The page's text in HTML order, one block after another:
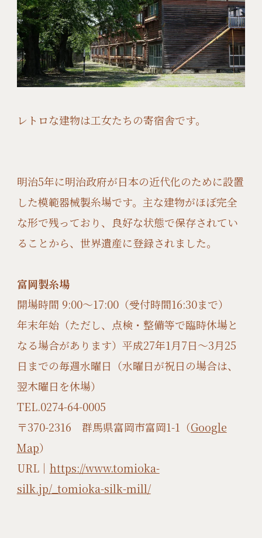
レトロな建物は工女たちの寄宿舎です。
明治5年に明治政府が日本の近代化のために設置
した模範器械製糸場です。主な建物がほぼ完全
な形で残っており、良好な状態で保存されてい
ることから、世界遺産に登録されました。
富岡製糸場
開場時間 9:00〜17:00（受付時間16:30まで）
年末年始（ただし、点検・整備等で臨時休場と
なる場合があります）平成27年1月7日〜3月25
日までの毎週水曜日（水曜日が祝日の場合は、
翌木曜日を休場）
TEL.0274-64-0005
〒370-2316 群馬県富岡市富岡1-1（Google
Map）
URL｜ https://www.tomioka-
silk.jp/_tomioka-silk-mill/